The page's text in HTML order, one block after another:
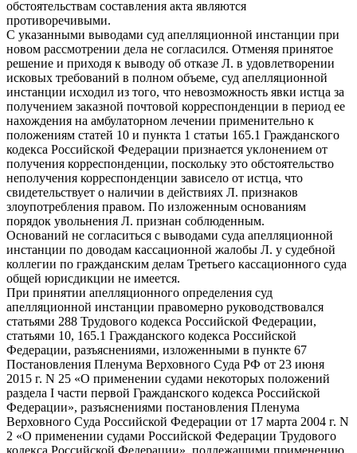
обстоятельствам составления акта являются
противоречивыми.
С указанными выводами суд апелляционной инстанции при
новом рассмотрении дела не согласился. Отменяя принятое
решение и приходя к выводу об отказе Л. в удовлетворении
исковых требований в полном объеме, суд апелляционной
инстанции исходил из того, что невозможность явки истца за
получением заказной почтовой корреспонденции в период ее
нахождения на амбулаторном лечении применительно к
положениям статей 10 и пункта 1 статьи 165.1 Гражданского
кодекса Российской Федерации признается уклонением от
получения корреспонденции, поскольку это обстоятельство
неполучения корреспонденции зависело от истца, что
свидетельствует о наличии в действиях Л. признаков
злоупотребления правом. По изложенным основаниям
порядок увольнения Л. признан соблюденным.
Оснований не согласиться с выводами суда апелляционной
инстанции по доводам кассационной жалобы Л. у судебной
коллегии по гражданским делам Третьего кассационного суда
общей юрисдикции не имеется.
При принятии апелляционного определения суд
апелляционной инстанции правомерно руководствовался
статьями 288 Трудового кодекса Российской Федерации,
статьями 10, 165.1 Гражданского кодекса Российской
Федерации, разъяснениями, изложенными в пункте 67
Постановления Пленума Верховного Суда РФ от 23 июня
2015 г. N 25 «О применении судами некоторых положений
раздела I части первой Гражданского кодекса Российской
Федерации», разъяснениями постановления Пленума
Верховного Суда Российской Федерации от 17 марта 2004 г. N
2 «О применении судами Российской Федерации Трудового
кодекса Российской Федерации», подлежащими применению